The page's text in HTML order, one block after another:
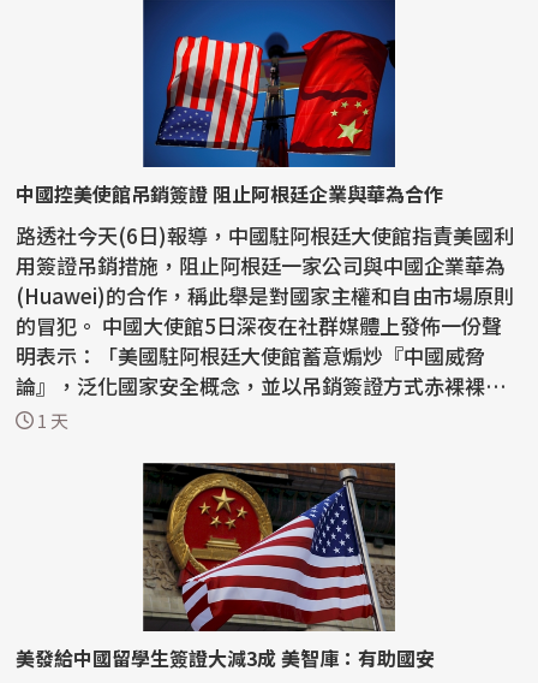
中國控美使館吊銷簽證 阻止阿根廷企業與華為合作
路透社今天(6日)報導，中國駐阿根廷大使館指責美國利
用簽證吊銷措施，阻止阿根廷一家公司與中國企業華為
(Huawei)的合作，稱此舉是對國家主權和自由市場原則
的冒犯。 中國大使館5日深夜在社群媒體上發佈一份聲
明表示：「美國駐阿根廷大使館蓄意煽炒『中國威脅
論』，泛化國家安全概念，並以吊銷簽證方式赤裸裸阻
止正常...
1 天
美發給中國留學生簽證大減3成 美智庫：有助國安